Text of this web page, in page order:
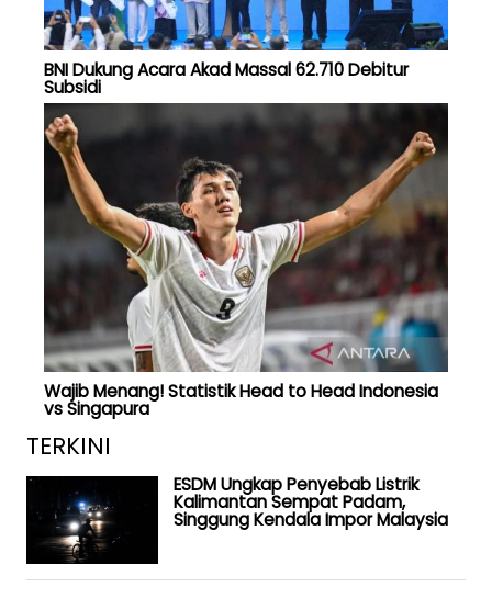
BNI Dukung Acara Akad Massal 62.710 Debitur
Subsidi
Wajib Menang! Statistik Head to Head Indonesia
vs Singapura
TERKINI
ESDM Ungkap Penyebab Listrik
Kalimantan Sempat Padam,
Singgung Kendala Impor Malaysia